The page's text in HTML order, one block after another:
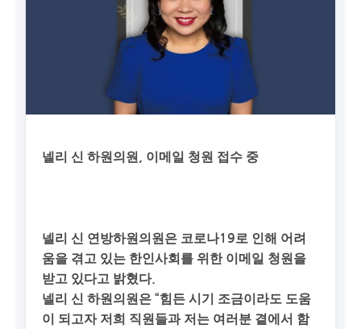
넬리 신 하원의원, 이메일 청원 접수 중
넬리 신 연방하원의원은 코로나19로 인해 어려
움을 겪고 있는 한인사회를 위한 이메일 청원을
받고 있다고 밝혔다.
넬리 신 하원의원은 “힘든 시기 조금이라도 도움
이 되고자 저희 직원들과 저는 여러분 곁에서 함